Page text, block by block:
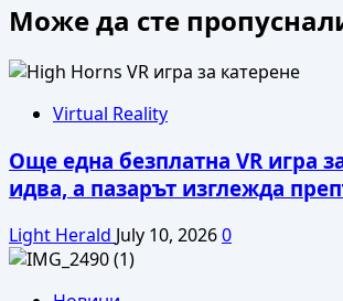
Може да сте
Virtual Reality
Още една безплатна VR игра
идва, а пазарът изглежда
Light Herald July 10, 20260